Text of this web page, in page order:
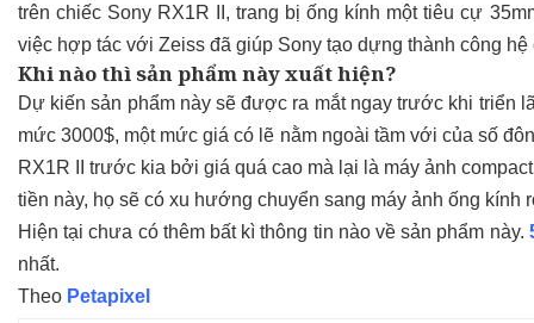
trên chiếc Sony RX1R II, trang bị ống kính một tiêu cự
việc hợp tác với Zeiss đã giúp Sony tạo dựng thành công
Khi nào thì sản phẩm này xuất hiện?
Dự kiến sản phẩm này sẽ được ra mắt ngay trước khi triển
mức 3000$, một mức giá có lẽ nằm ngoài tầm với của số
RX1R II trước kia bởi giá quá cao mà lại là máy ảnh
tiền này, họ sẽ có xu hướng chuyển sang máy ảnh ống kính
Hiện tại chưa có thêm bất kì thông tin nào về sản phẩm này.
nhất.
Theo Petapixel